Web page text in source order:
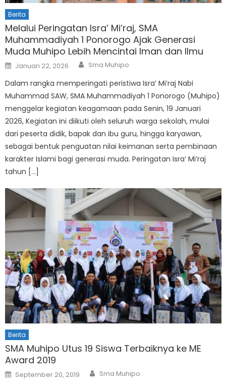
Berita
Melalui Peringatan Isra’ Mi’raj, SMA
Muhammadiyah 1 Ponorogo Ajak Generasi
Muda Muhipo Lebih Mencintai Iman dan Ilmu
Posted
on
Januari 22, 2026 Author
Sma Muhipo
Dalam rangka memperingati peristiwa Isra’ Mi’raj Nabi
Muhammad SAW, SMA Muhammadiyah 1 Ponorogo (Muhipo)
menggelar kegiatan keagamaan pada Senin, 19 Januari
2026, Kegiatan ini diikuti oleh seluruh warga sekolah, mulai
dari peserta didik, bapak dan ibu guru, hingga karyawan,
sebagai bentuk penguatan nilai keimanan serta pembinaan
karakter Islami bagi generasi muda. Peringatan Isra’ Mi’raj
tahun […]
Berita
SMA Muhipo Utus 19 Siswa Terbaiknya ke ME
Award 2019
Posted
on
September 20, 2019 Author
Sma Muhipo